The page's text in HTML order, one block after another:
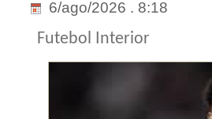
6/ago/2026 . 8:18
Futebol Interior